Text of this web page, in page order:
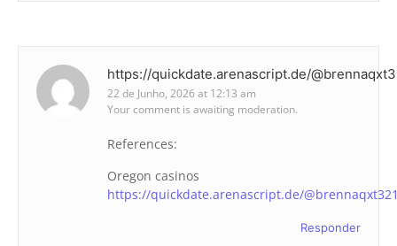
https://quickdate.arenascript.de/
22 de Junho, 2026 at 12:13 am
Your comment is awaiting moderation.
References:
Oregon casinos
https://quickdate.arenascript.de/
Responder